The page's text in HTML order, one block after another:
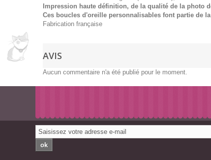
Impression haute définition, de la qualité de la photo
Ces boucles d'oreille personnalisables font partie de
Fabrication française
AVIS
Aucun commentaire n'a été publié pour le moment.
ok